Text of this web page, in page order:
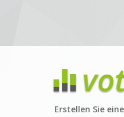
Erstellen Sie